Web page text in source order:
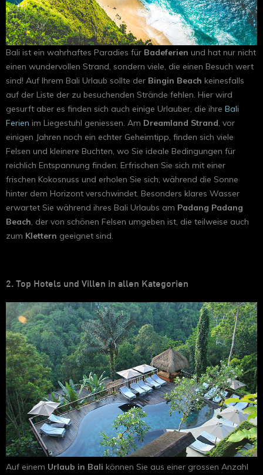
Bali ist ein wahrhaftes Paradies für Badeferien und hat nur nicht
einen wundervollen Strand, sondern viele, die einen Besuch wert
sind! Auf Ihrem Bali Urlaub sollte der Bingin Beach keinesfalls
auf der Liste der zu besuchenden Strände fehlen. Hier wird
gesurft aber es finden sich auch einige Urlauber, die ihre Bali
Ferien im Liegestuhl geniessen. Am Dreamland Strand, vor
einigen Jahren noch ein echter Geheimtipp, finden sich viele
Felsen und kleinere Buchten, wo Sie ideale Bedingungen für
reichlich Entspannung finden. Erfrischen Sie sich mit einer
frischen Kokosnuss und erholen Sie sich, während die Sonne
hinter dem Horizont verschwindet. Besonders klares Wasser
erwartet Sie während ihres Bali Urlaubs am Padang Padang
Beach, der von schönen Felsen umgeben ist, die teilweise auch
zum Klettern geeignet sind.
2. Top Hotels und Villen in allen Kategorien
Auf einem Urlaub in Bali können Sie aus einer grossen Anzahl